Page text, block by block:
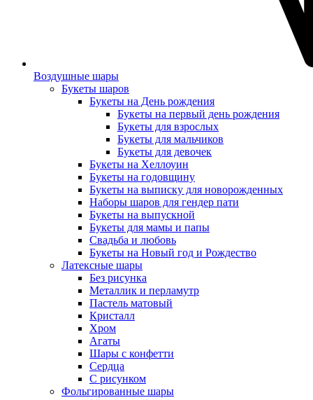
Воздушные шары
Букеты шаров
Букеты на День рождения
Букеты на первый день рождения
Букеты для взрослых
Букеты для мальчиков
Букеты для девочек
Букеты на Хеллоуин
Букеты на годовщину
Букеты на выписку для новорожденных
Наборы шаров для гендер пати
Букеты на выпускной
Букеты для мамы и папы
Свадьба и любовь
Букеты на Новый год и Рождество
Латексные шары
Без рисунка
Металлик и перламутр
Пастель матовый
Кристалл
Хром
Агаты
Шары с конфетти
Сердца
С рисунком
Фольгированные шары